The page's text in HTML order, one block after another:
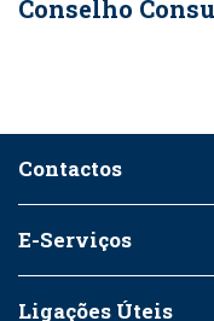
Conselho
Contactos
E-Serviços
Ligações Úteis